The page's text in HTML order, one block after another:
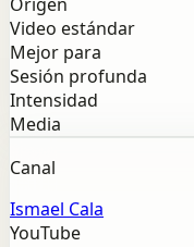
Video estándar
Mejor para
Sesión profunda
Intensidad
Media
Canal
Ismael Cala
YouTube